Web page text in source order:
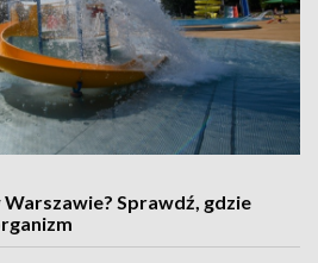
Sprawdź, gdzie